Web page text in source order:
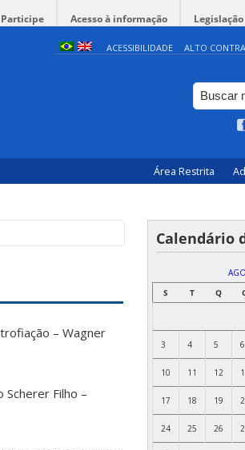
Participe Acesso à informação Legislação
ACESSIBILIDADE ALTO
Área Restrita
– Wagner
Filho –
Calendário
S
T Q
3 4 5 6
10 11 12
17 18 19
24 25 26